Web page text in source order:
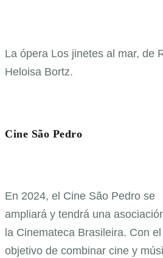
La ópera Los jinetes al mar, de
Heloisa Bortz.
Cine São Pedro
En 2024, el Cine São Pedro se
ampliará y tendrá una
la Cinemateca Brasileira. Con el
objetivo de combinar cine y